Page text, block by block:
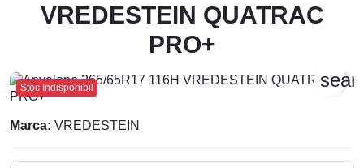
VREDESTEIN QUATRAC
PRO+
Stoc Indisponibil
Marca: VREDESTEIN